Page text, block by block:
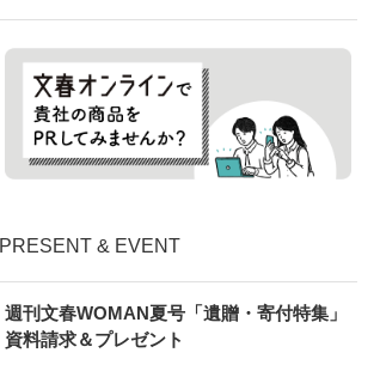
PRESENT & EVENT
週刊文春WOMAN夏号「遺贈・寄付特集」
資料請求＆プレゼント